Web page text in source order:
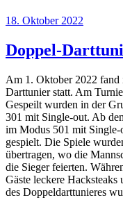
Veröffentlicht
18. Oktober 2022
Doppel-
Am 1. Oktober 2022 fand
Darttunier statt. Am
Gespeilt wurden in der
301 mit Single-out. Ab
im Modus 501 mit
gespielt. Die Spiele
übertragen, wo die
die Sieger feierten.
Gäste leckere Hacksteaks
des Doppeldarttunieres